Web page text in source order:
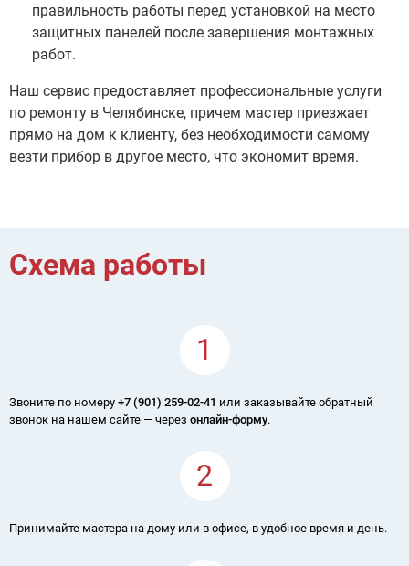
правильность работы перед установкой на место
защитных панелей после завершения монтажных
работ.
Наш сервис предоставляет профессиональные услуги
по ремонту в Челябинске, причем мастер приезжает
прямо на дом к клиенту, без необходимости самому
везти прибор в другое место, что экономит время.
Схема работы
1
Звоните по номеру +7 (901) 259-02-41 или заказывайте обратный
звонок на нашем сайте — через онлайн-форму.
2
Принимайте мастера на дому или в офисе, в удобное время и день.